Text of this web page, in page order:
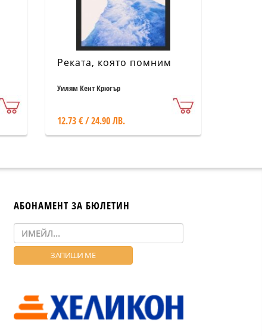
Реката, която помним
Уилям Кент Крюгър
12.73 € / 24.90 ЛВ.
АБОНАМЕНТ ЗА БЮЛЕТИН